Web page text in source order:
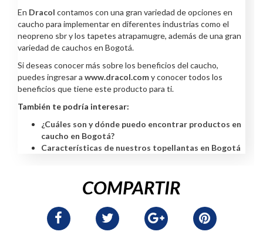
En Dracol contamos con una gran variedad de opciones en
caucho para implementar en diferentes industrias como el
neopreno sbr y los tapetes atrapamugre, además de una gran
variedad de cauchos en Bogotá.
Si deseas conocer más sobre los beneficios del caucho,
puedes ingresar a www.dracol.comy conocer todos los
beneficios que tiene este producto para ti.
También te podría interesar:
¿Cuáles son y dónde puedo encontrar productos en
caucho en Bogotá?
Características de nuestros topellantas en Bogotá
COMPARTIR